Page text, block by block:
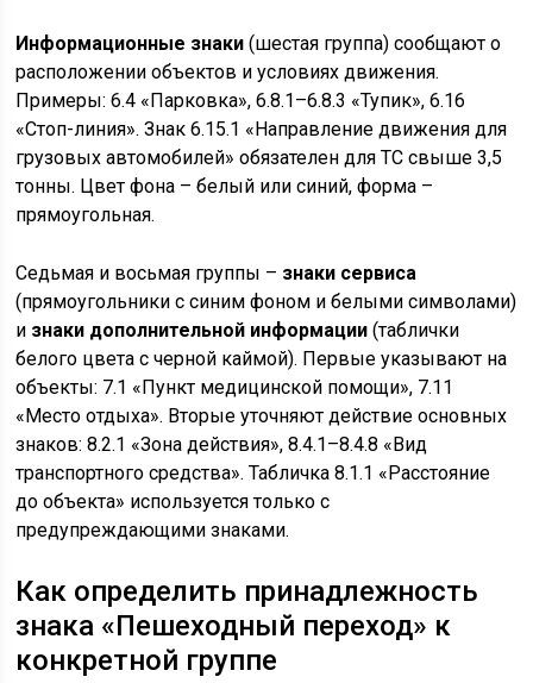
Информационные знаки (шестая группа) сообщают о
расположении объектов и условиях движения.
Примеры: 6.4 «Парковка», 6.8.1–6.8.3 «Тупик», 6.16
«Стоп-линия». Знак 6.15.1 «Направление движения для
грузовых автомобилей» обязателен для ТС свыше 3,5
тонны. Цвет фона – белый или синий, форма –
прямоугольная.
Седьмая и восьмая группы – знаки сервиса
(прямоугольники с синим фоном и белыми символами)
и знаки дополнительной информации (таблички
белого цвета с черной каймой). Первые указывают на
объекты: 7.1 «Пункт медицинской помощи», 7.11
«Место отдыха». Вторые уточняют действие основных
знаков: 8.2.1 «Зона действия», 8.4.1–8.4.8 «Вид
транспортного средства». Табличка 8.1.1 «Расстояние
до объекта» используется только с
предупреждающими знаками.
Как определить принадлежность
знака «Пешеходный переход» к
конкретной группе